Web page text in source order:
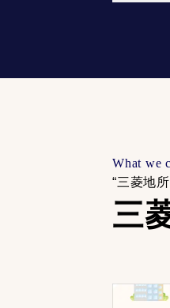
What we
“三菱地
三